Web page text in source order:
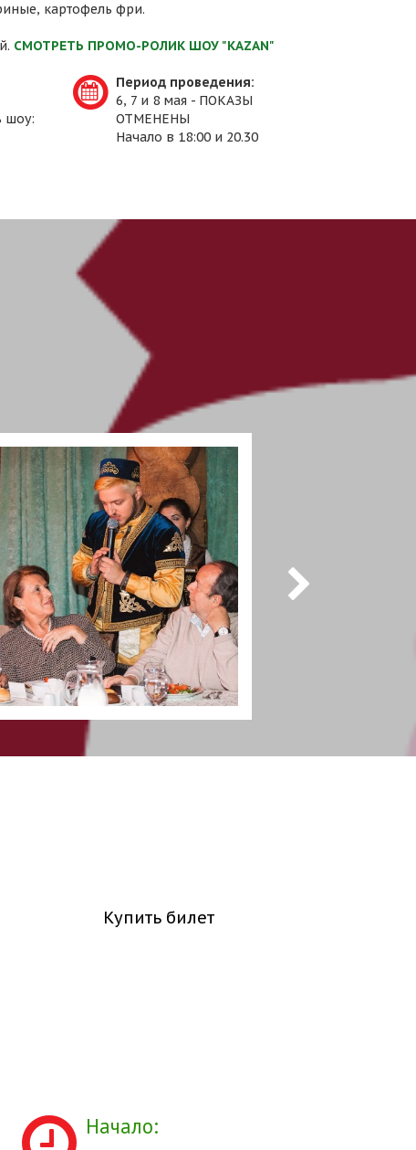
картофель фри.
СМОТРЕТЬ ПРОМО-РОЛИК ШОУ "KAZAN"
шоу:
Период проведения:
6, 7 и 8 мая - ПОКАЗЫ
ОТМЕНЕНЫ
Начало в 18:00 и 20.30
Купить билет
Начало: